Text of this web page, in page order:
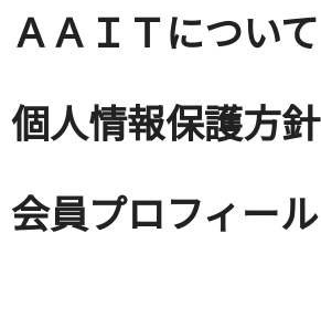
ＡＡＩＴについて
個人情報保護方針
会員プロフィール